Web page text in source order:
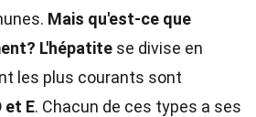
Mais qu'est-ce que
L'hépatite se divise en
les plus courants sont
et E. Chacun de ces types a ses